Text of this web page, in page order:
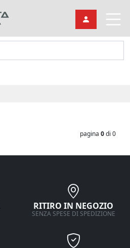
pagina 0di 0
RITIRO IN NEGOZIO
SENZA SPESE DI SPEDIZIONE